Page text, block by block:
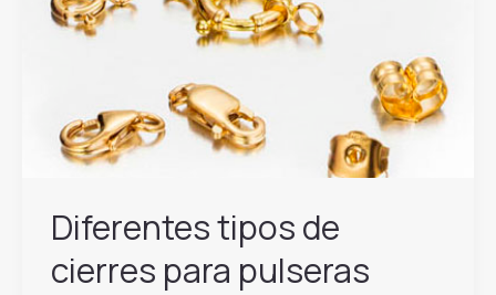
Diferentes tipos de
cierres para pulseras